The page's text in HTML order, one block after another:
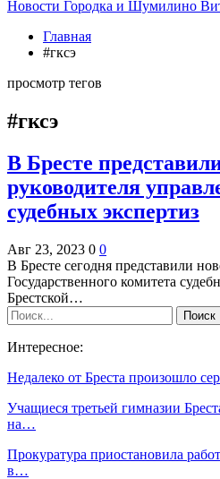
Новости Городка и Шумилино
Главная
#гксэ
просмотр тегов
#гксэ
В Бресте
руководителя
судебных экспертиз
Авг 23, 2023 0 0
В Бресте сегодня представили
Государственного комитета
Брестской…
Интересное:
Недалеко от Бреста произошло
Учащиеся третьей гимназии
на…
Прокуратура приостановила
в…